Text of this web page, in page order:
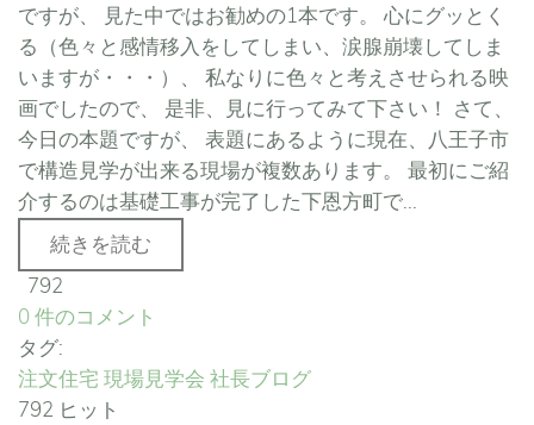
ですが、 見た中ではお勧めの1本です。 心にグッとく
る（色々と感情移入をしてしまい、涙腺崩壊してしま
いますが・・・）、 私なりに色々と考えさせられる映
画でしたので、 是非、見に行ってみて下さい！ さて、
今日の本題ですが、 表題にあるように現在、八王子市
で構造見学が出来る現場が複数あります。 最初にご紹
介するのは基礎工事が完了した下恩方町で...
続きを読む
792
0 件のコメント
タグ:
注文住宅 現場見学会 社長ブログ
792 ヒット